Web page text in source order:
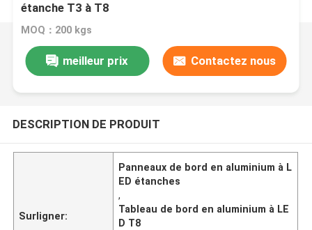
étanche T3 à T8
MOQ：200 kgs
meilleur prix Contactez nous
DESCRIPTION DE PRODUIT
Surligner:
Panneaux de bord en aluminium à L
ED étanches
,
Tableau de bord en aluminium à LE
D T8